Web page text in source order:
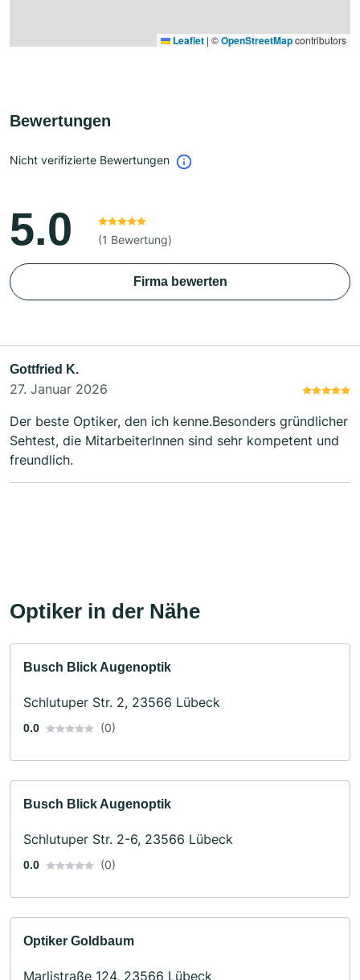
Leaflet | ©OpenStreetMapcontributors
Bewertungen
Nicht verifizierte Bewertungen
5.0 (1 Bewertung)
Firma bewerten
Gottfried K.
27. Januar 2026
Der beste Optiker, den ich kenne.Besonders gründlicher
Sehtest, die MitarbeiterInnen sind sehr kompetent und
freundlich.
Optiker in der Nähe
Busch Blick Augenoptik
Schlutuper Str. 2, 23566 Lübeck
0.0 (0)
Busch Blick Augenoptik
Schlutuper Str. 2-6, 23566 Lübeck
0.0 (0)
Optiker Goldbaum
Marlistraße 124, 23566 Lübeck